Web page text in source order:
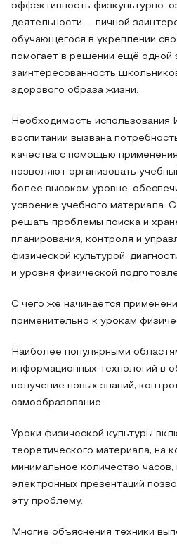
эффективность физкультурно-
деятельности – личной
обучающегося в укреплении
помогает в решении ещё одной
заинтересованность
здорового образа жизни.
Необходимость
воспитании вызвана
качества с помощью
позволяют организовать
более высоком уровне,
усвоение учебного
решать проблемы поиска и
планирования, контроля и
физической культурой,
и уровня физической
С чего же начинается
применительно к урокам
Наиболее популярными
информационных технологий в
получение новых знаний,
самообразование.
Уроки физической культуры
теоретического материала, на
минимальное количество
электронных презентаций
эту проблему.
Многие объяснения техники